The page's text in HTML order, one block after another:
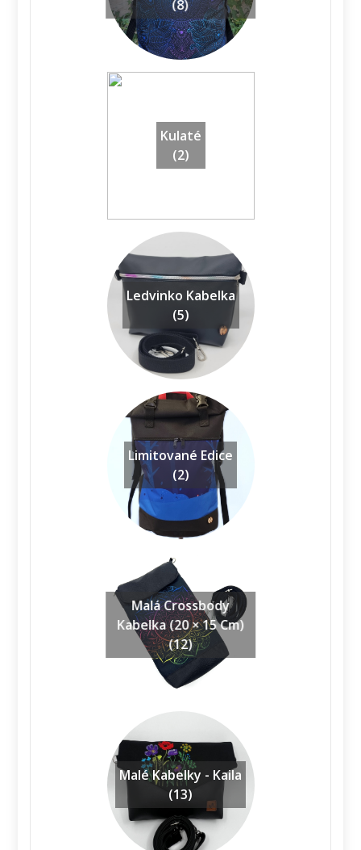
(8)
Kulaté
(2)
Ledvinko Kabelka
(5)
Limitované Edice
(2)
Malá Crossbody
Kabelka (20 × 15 Cm)
(12)
Malé Kabelky - Kaila
(13)